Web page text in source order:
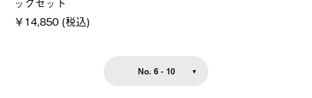
￥14,850 (税込)
No. 6 - 10